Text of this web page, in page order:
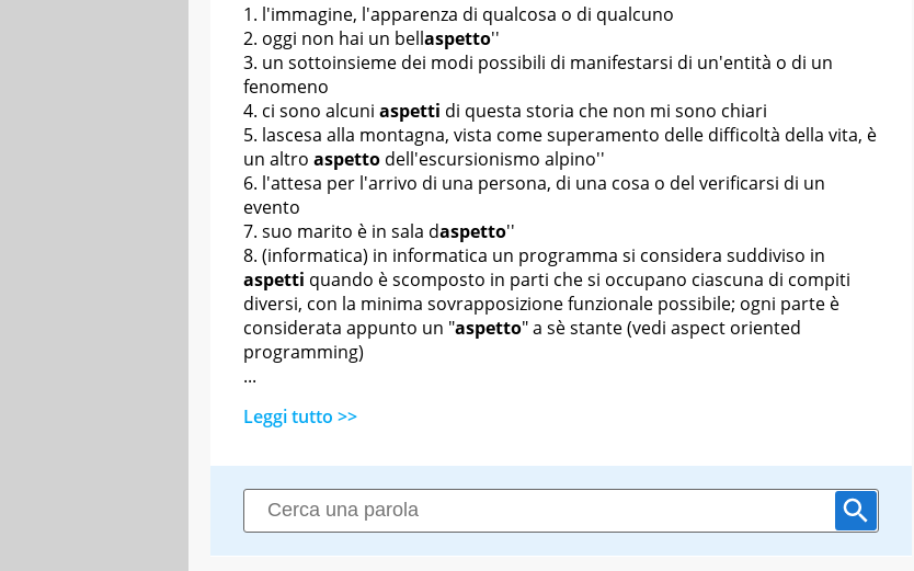
l'immagine, l'apparenza di qualcosa o di qualcuno
oggi non hai un bellaspetto''
un sottoinsieme dei modi possibili di manifestarsi di un'entità o di un
fenomeno
ci sono alcuni aspetti di questa storia che non mi sono chiari
lascesa alla montagna, vista come superamento delle difficoltà della vita, è
un altro aspetto dell'escursionismo alpino''
l'attesa per l'arrivo di una persona, di una cosa o del verificarsi di un
evento
suo marito è in sala daspetto''
(informatica) in informatica un programma si considera suddiviso in
aspetti quando è scomposto in parti che si occupano ciascuna di compiti
diversi, con la minima sovrapposizione funzionale possibile; ogni parte è
considerata appunto un "aspetto" a sè stante (vedi aspect oriented
programming)
...
Leggi tutto >>